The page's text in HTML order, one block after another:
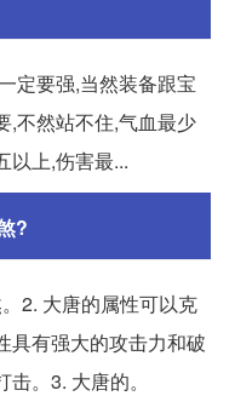
定要强,当然装备跟宝
,不然站不住,气血最少
以上,伤害最...
?
2. 大唐的属性可以克
具有强大的攻击力和破
。3. 大唐的。